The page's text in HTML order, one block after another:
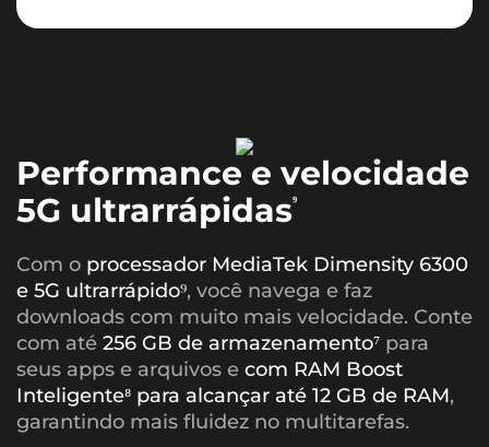
Performance e velocidade
5G ultrarrápidas⁹
Com o processador MediaTek Dimensity 6300
e 5G ultrarrápido⁹, você navega e faz
downloads com muito mais velocidade. Conte
com até 256 GB de armazenamento⁷ para
seus apps e arquivos e com RAM Boost
Inteligente⁸ para alcançar até 12 GB de RAM,
garantindo mais fluidez no multitarefas.